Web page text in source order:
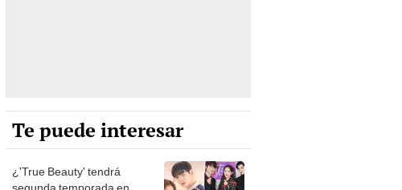
Te puede interesar
¿'True Beauty' tendrá
segunda temporada en